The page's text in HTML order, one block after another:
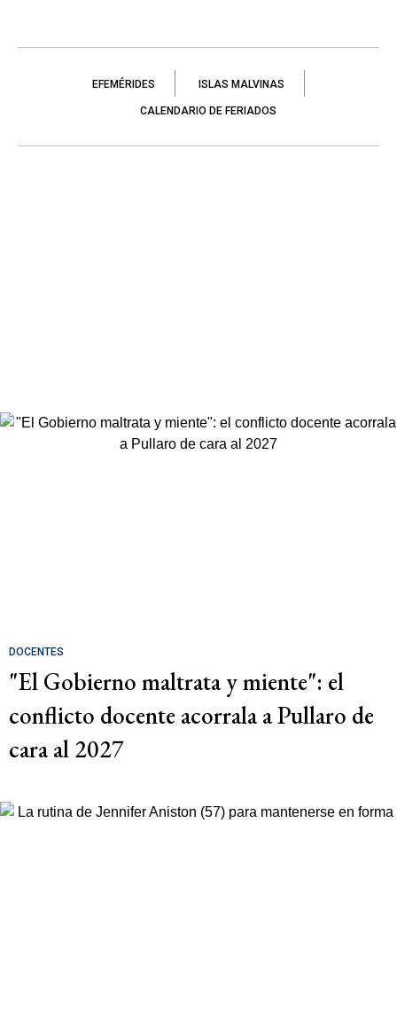
EFEMÉRIDES ISLAS MALVINAS
CALENDARIO DE FERIADOS
DOCENTES
"El Gobierno maltrata y miente": el
conflicto docente acorrala a Pullaro de
cara al 2027